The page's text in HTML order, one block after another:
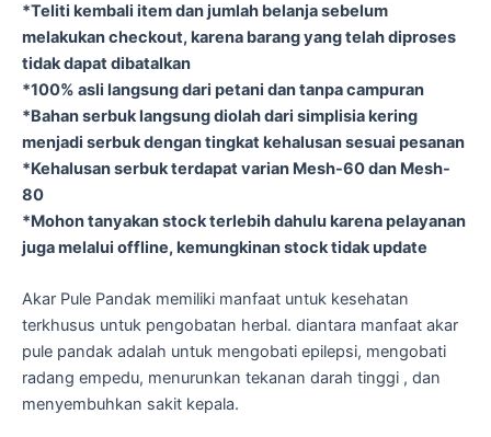
*Teliti kembali item dan jumlah belanja sebelum
melakukan checkout, karena barang yang telah diproses
tidak dapat dibatalkan
*100% asli langsung dari petani dan tanpa campuran
*Bahan serbuk langsung diolah dari simplisia kering
menjadi serbuk dengan tingkat kehalusan sesuai pesanan
*Kehalusan serbuk terdapat varian Mesh-60 dan Mesh-
80
*Mohon tanyakan stock terlebih dahulu karena pelayanan
juga melalui offline, kemungkinan stock tidak update
Akar Pule Pandak memiliki manfaat untuk kesehatan
terkhusus untuk pengobatan herbal. diantara manfaat akar
pule pandak adalah untuk mengobati epilepsi, mengobati
radang empedu, menurunkan tekanan darah tinggi , dan
menyembuhkan sakit kepala.